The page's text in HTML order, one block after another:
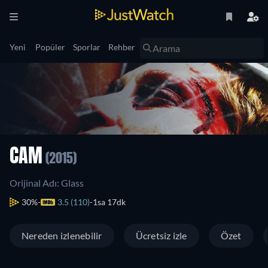
Yeni Popüler Sporlar Rehber
CAM (2015)
Orijinal Adı: Glass
30% 3.5 (110) 1sa 17dk
Nereden izlenebilir Ücretsiz izle Özet